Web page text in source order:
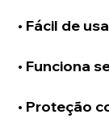
• Fácil de
• Funciona
• Proteção